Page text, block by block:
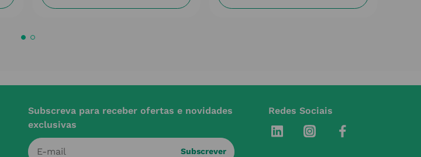
Subscreva para receber ofertas e novidades
exclusivas
Subscrever
Redes Sociais